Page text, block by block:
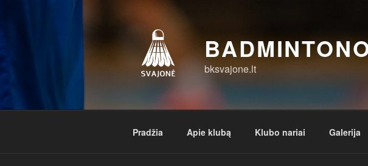
bksvajone.lt
Pradžia Apie klubą Klubo nariai Galerija